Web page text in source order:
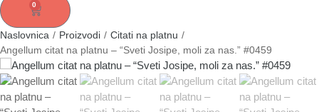
0
Naslovnica / Proizvodi / Citati na platnu /
Angellum citat na platnu – “Sveti Josipe, moli za nas.” #0459